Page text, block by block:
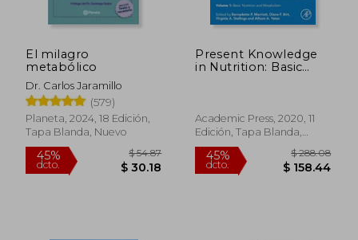
El milagro
metabólico
Dr. Carlos Jaramillo
(579)
Planeta, 2024, 18 Edición,
Tapa Blanda, Nuevo
Present Knowledge
in Nutrition: Basic
Academic Press, 2020, 11
Edición, Tapa Blanda,
Nuevo